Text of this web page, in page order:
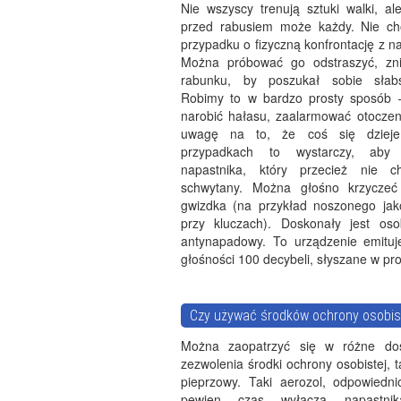
Nie wszyscy trenują sztuki walki,
przed rabusiem może każdy. Nie
przypadku o fizyczną konfrontację z
Można próbować go odstraszyć,
rabunku, by poszukał sobie
Robimy to w bardzo prosty sposób
narobić hałasu, zaalarmować
uwagę na to, że coś się
przypadkach to wystarczy, aby
napastnika, który przecież nie
schwytany. Można głośno
gwizdka (na przykład noszonego
przy kluczach). Doskonały jest
antynapadowy. To urządzenie
głośności 100 decybeli, słyszane w
Czy używać środków ochrony
Można zaopatrzyć się w różne
zezwolenia środki ochrony osobistej,
pieprzowy. Taki aerozol,